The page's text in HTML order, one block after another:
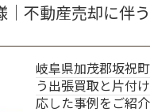
う出張買取＋片付
祝町で、不動産売却に伴
付けを同じ業者で一括対
紹介します 今回は、岐阜